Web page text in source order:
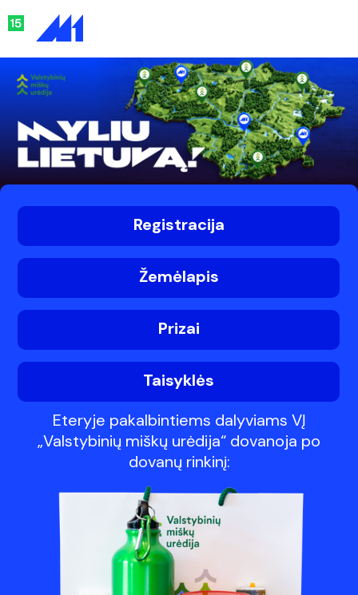
Registracija
Žemėlapis
Prizai
Taisyklės
Eteryje pakalbintiems dalyviams VĮ
„Valstybinių miškų urėdija“ dovanoja po
dovanų rinkinį: